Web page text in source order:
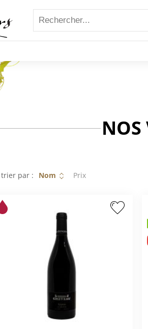
trier par : Nom Prix